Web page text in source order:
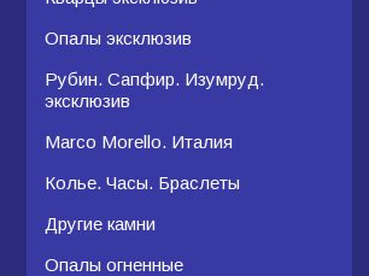
Опалы эксклюзив
Рубин. Сапфир. Изумруд.
эксклюзив
Marco Morello. Италия
Колье. Часы. Браслеты
Другие камни
Опалы огненные